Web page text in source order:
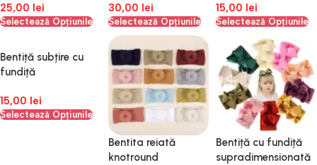
25,00 lei
Selectează Opțiunile
30,00 lei
Selectează Opțiunile
15,00 lei
Selectează Opțiunile
Bentiță subțire cu
fundiță
15,00 lei
Selectează Opțiunile
Bentita reiată
knotround
Bentiță cu fundiță
supradimensionată